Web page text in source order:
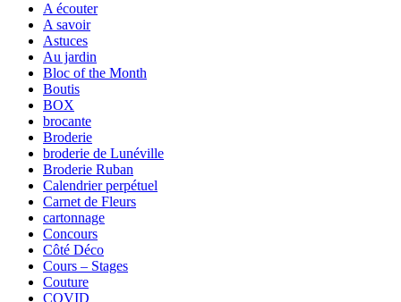
A écouter
A savoir
Astuces
Au jardin
Bloc of the Month
Boutis
BOX
brocante
Broderie
broderie de Lunéville
Broderie Ruban
Calendrier perpétuel
Carnet de Fleurs
cartonnage
Concours
Côté Déco
Cours – Stages
Couture
COVID